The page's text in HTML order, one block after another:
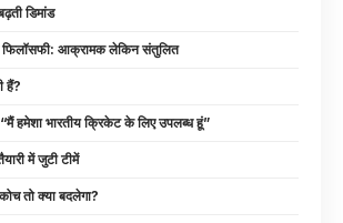
डिमांड
फिलॉसफी: आक्रामक लेकिन संतुलित
हैं?
हमेशा भारतीय क्रिकेट के लिए उपलब्ध हूं”
में जुटी टीमें
तो क्या बदलेगा?